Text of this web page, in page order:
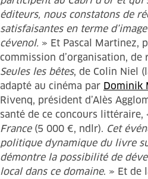
éditeurs, nous constatons de
satisfaisantes en terme
cévenol. » Et Pascal Martinez,
commission d’organisation,
Seules les bêtes, de Colin Niel
adapté au cinéma par Dominik
Rivenq, président d’Alès
santé de ce concours littéraire,
France(5 000 €, ndlr). Cet
politique dynamique du livre
démontre la possibilité de
local dans ce domaine. » Et de